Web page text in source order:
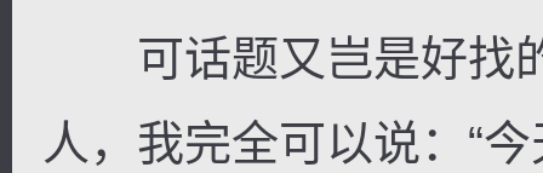
可话题又岂是好找
人，我完全可以说：“